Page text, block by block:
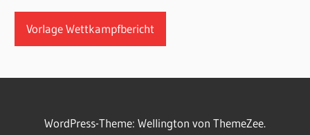
Vorlage Wettkampfbericht
WordPress-Theme: Wellington von ThemeZee.